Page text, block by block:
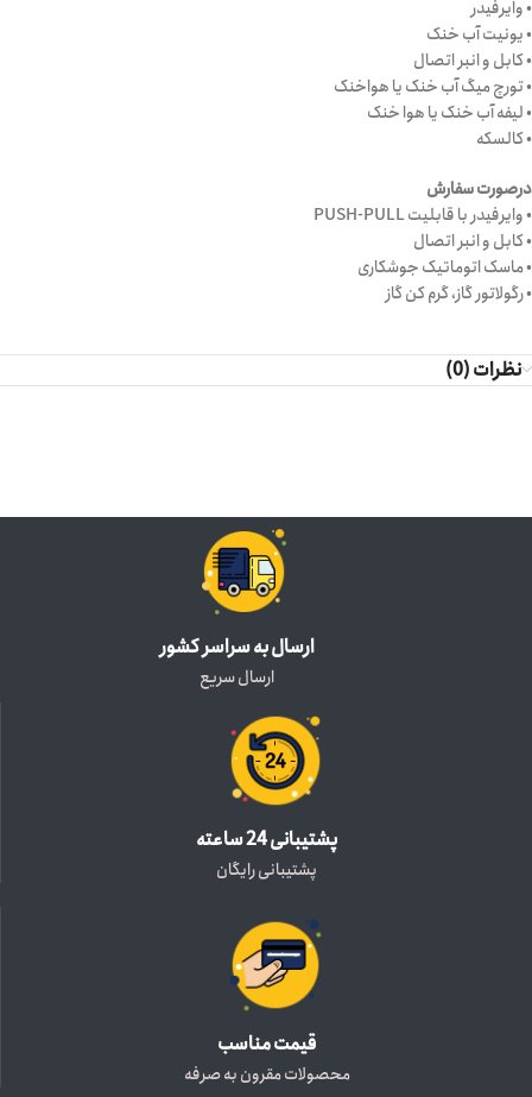
• وایرفیدر
• یونیت آب خنک
• کابل و انبر اتصال
• تورچ میگ آب خنک یا هواخنک
• لیفه آب خنک یا هوا خنک
• کالسکه
درصورت سفارش
• وایرفیدر با قابلیت PUSH-PULL
• کابل و انبر اتصال
• ماسک اتوماتیک جوشکاری
• رگولاتور گاز، گرم کن گاز
نظرات (0)
ارسال به سراسر کشور
ارسال سریع
پشتیبانی 24 ساعته
پشتیبانی رایگان
قیمت مناسب
محصولات مقرون به صرفه